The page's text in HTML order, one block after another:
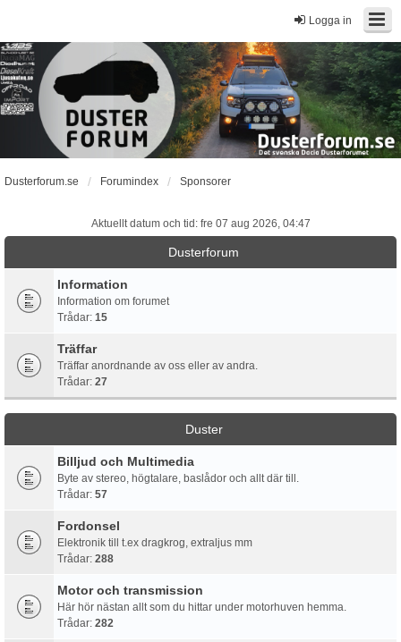
Logga in
Dusterforum.se Forumindex Sponsorer
Aktuellt datum och tid: fre 07 aug 2026, 04:47
Dusterforum
Information
Information om forumet
Trådar: 15
Träffar
Träffar anordnande av oss eller av andra.
Trådar: 27
Duster
Billjud och Multimedia
Byte av stereo, högtalare, baslådor och allt där till.
Trådar: 57
Fordonsel
Elektronik till t.ex dragkrog, extraljus mm
Trådar: 288
Motor och transmission
Här hör nästan allt som du hittar under motorhuven hemma.
Trådar: 282